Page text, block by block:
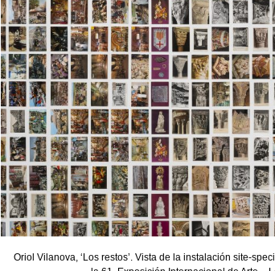
Oriol Vilanova, ‘Los restos’. Vista de la instalación site-